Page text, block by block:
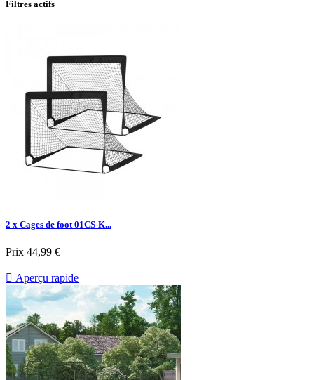
Filtres actifs
2 x Cages de foot 01CS-K...
Prix 44,99 €
 Aperçu rapide